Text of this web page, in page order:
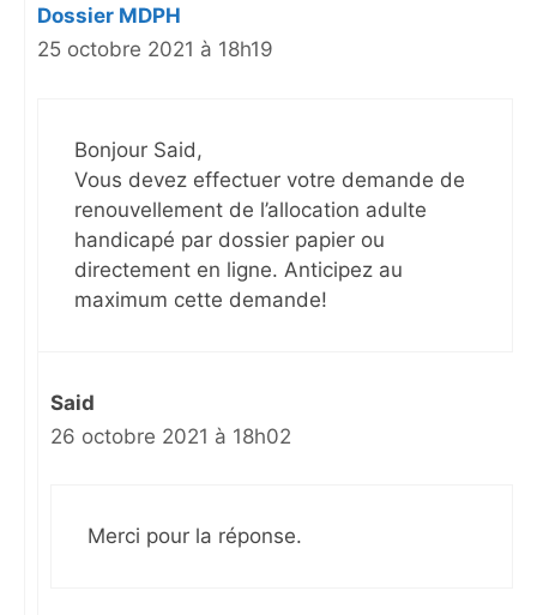
Dossier MDPH
25 octobre 2021 à 18h19
Bonjour Said,
Vous devez effectuer votre demande de
renouvellement de l’allocation adulte
handicapé par dossier papier ou
directement en ligne. Anticipez au
maximum cette demande!
Said
26 octobre 2021 à 18h02
Merci pour la réponse.